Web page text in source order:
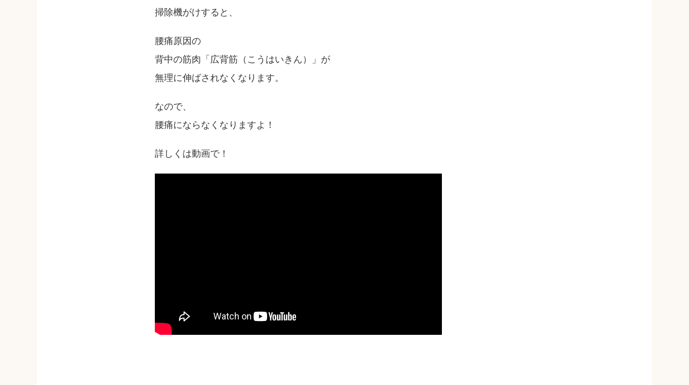
掃除機がけすると、
腰痛原因の
背中の筋肉「広背筋（こうはいきん）」が
無理に伸ばされなくなります。
なので、
腰痛にならなくなりますよ！
詳しくは動画で！